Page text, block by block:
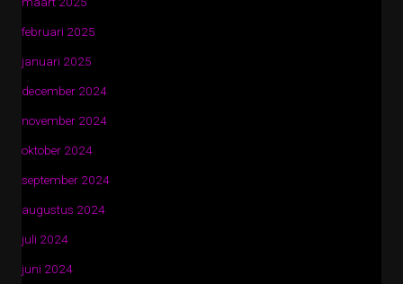
februari 2025
januari 2025
december 2024
november 2024
oktober 2024
september 2024
augustus 2024
juli 2024
juni 2024